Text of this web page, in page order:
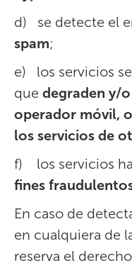
d) se detecte el
spam;
e) los servicios
que degraden y/
operador móvil,
los servicios de
f) los servicios
fines
En caso de
en cualquiera de
reserva el